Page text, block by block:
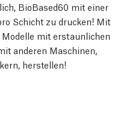
BioBased60 mit einer
Schicht zu drucken! Mit
Modelle mit erstaunlichen
anderen Maschinen,
herstellen!